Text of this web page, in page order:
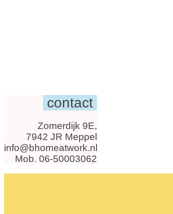
contact
Zomerdijk 9E,
7942 JR Meppel
info@bhomeatwork.nl
Mob. 06-50003062